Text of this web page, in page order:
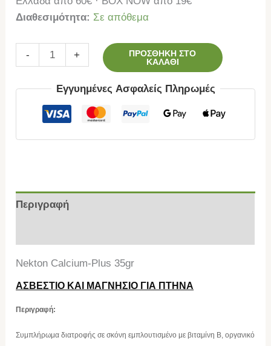
Διαθεσιμότητα: Σε απόθεμα
- +
ΠΡΟΣΘΉΚΗ ΣΤΟ
ΚΑΛΆΘΙ
Εγγυημένες Ασφαλείς Πληρωμές
Περιγραφή
Nekton Calcium-Plus 35gr
ΑΣΒΕΣΤΙΟ ΚΑΙ ΜΑΓΝΗΣΙΟ ΓΙΑ ΠΤΗΝΑ
Περιγραφή:
Συμπλήρωμα διατροφής σε σκόνη εμπλουτισμένο με βιταμίνη Β, οργανικό